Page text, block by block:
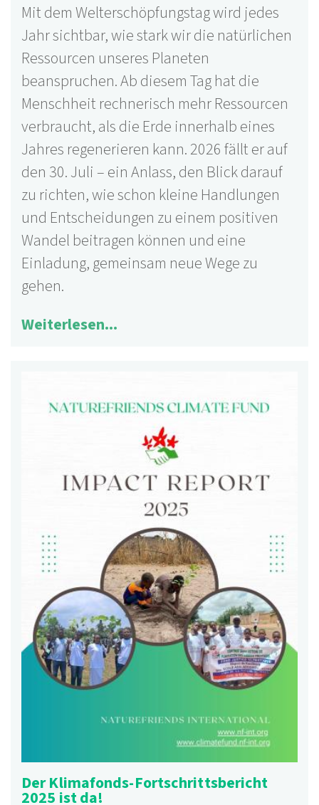
Mit dem Welterschöpfungstag wird jedes
Jahr sichtbar, wie stark wir die natürlichen
Ressourcen unseres Planeten
beanspruchen. Ab diesem Tag hat die
Menschheit rechnerisch mehr Ressourcen
verbraucht, als die Erde innerhalb eines
Jahres regenerieren kann. 2026 fällt er auf
den 30. Juli – ein Anlass, den Blick darauf
zu richten, wie schon kleine Handlungen
und Entscheidungen zu einem positiven
Wandel beitragen können und eine
Einladung, gemeinsam neue Wege zu
gehen.
Weiterlesen...
Der Klimafonds-Fortschrittsbericht
2025 ist da!